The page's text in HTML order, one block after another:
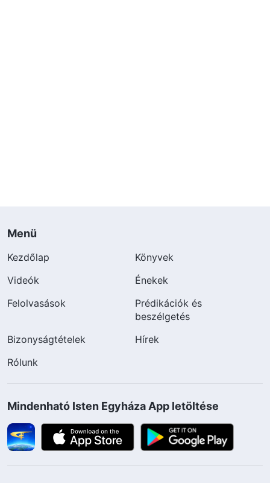
Menü
Kezdőlap
Könyvek
Videók
Énekek
Felolvasások
Prédikációk és
beszélgetés
Bizonyságtételek
Hírek
Rólunk
Mindenható Isten Egyháza App letöltése